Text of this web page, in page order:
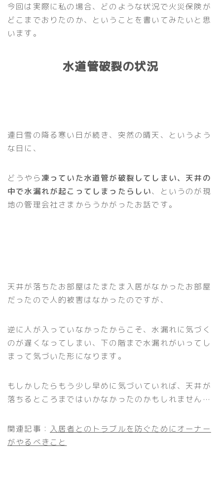
今回は実際に私の場合、どのような状況で火災保険が
どこまでおりたのか、ということを書いてみたいと思
います。
水道管破裂の状況
連日雪の降る寒い日が続き、突然の晴天、というよう
な日に、
どうやら 凍っていた水道管が破裂してしまい、天井の
中で水漏れが起こってしまったらしい、というのが現
地の管理会社さまからうかがったお話です。
天井が落ちたお部屋はたまたま入居がなかったお部屋
だったので人的被害はなかったのですが、
逆に人が入っていなかったからこそ、水漏れに気づく
のが遅くなってしまい、下の階まで水漏れがいってし
まって気づいた形になります。
もしかしたらもう少し早めに気づいていれば、天井が
落ちるところまではいかなかったのかもしれません…
関連記事： 入居者とのトラブルを防ぐためにオーナー
がやるべきこと